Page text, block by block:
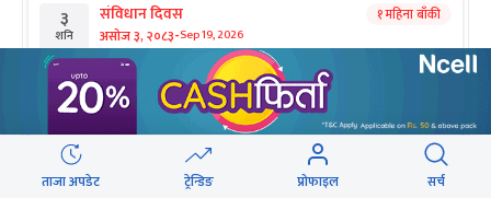
३
शनि
संविधान दिवस
असोज ३, २०८३-Sep 19, 2026
१ महिना बाँकी
२५
आइत
घटस्थापना
असोज २५, २०८३-Oct 11, 2026
३१
शनि -Oct 17, 2026
२ महिना बाँकी
ताजा अपडेट ट्रेन्डिङ प्रोफाइल सर्च